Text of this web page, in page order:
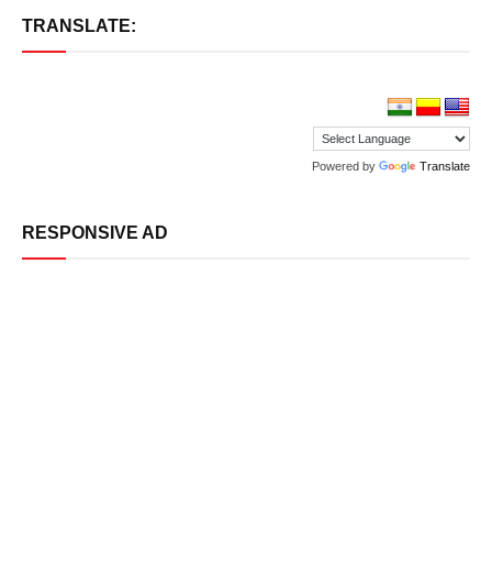
TRANSLATE:
Powered by Translate
RESPONSIVE AD